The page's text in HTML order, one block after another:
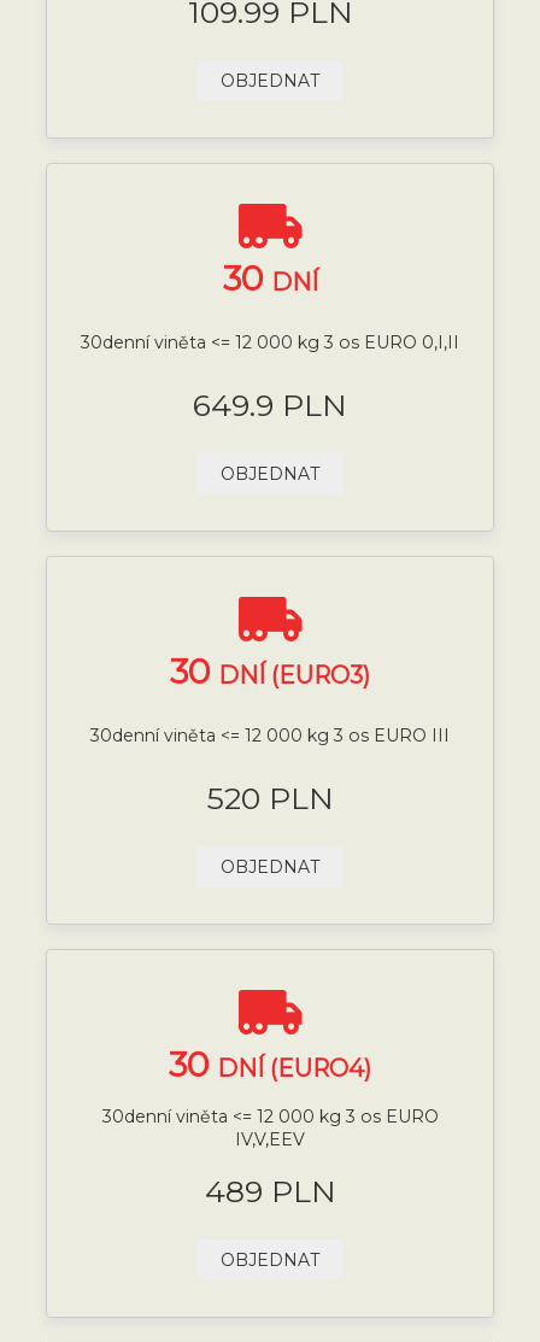
109.99 PLN
OBJEDNAT
30 DNÍ
30denní viněta <= 12 000 kg 3 os EURO 0,I,II
649.9 PLN
OBJEDNAT
30 DNÍ (EURO3)
30denní viněta <= 12 000 kg 3 os EURO III
520 PLN
OBJEDNAT
30 DNÍ (EURO4)
30denní viněta <= 12 000 kg 3 os EURO
IV,V,EEV
489 PLN
OBJEDNAT